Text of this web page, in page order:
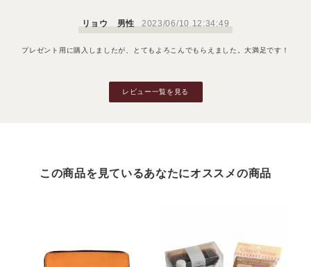
リョウ 男性 2023/06/10 12:34:49
プレゼント用に購入しましたが、とてもよろこんでもらえました。大満足です！
レビュー一覧を見る
この商品を見ているあなたにオススメの商品